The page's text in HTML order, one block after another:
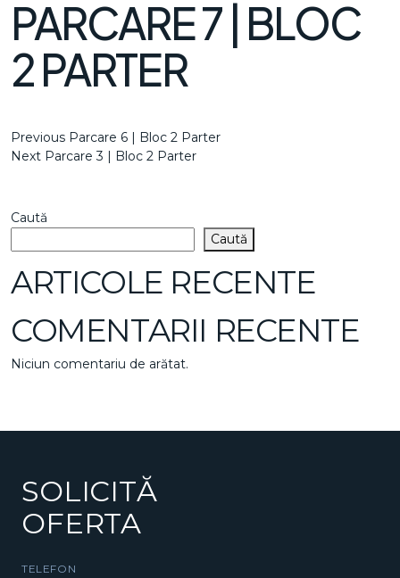
PARCARE 7 | BLOC
2 PARTER
NAVIGARE
ARTICOLE
Previous
Post
Previous Parcare 6 | Bloc 2 Parter
Next
Next Parcare 3 | Bloc 2 Parter
Caută
Caută
ARTICOLE RECENTE
COMENTARII RECENTE
Niciun comentariu de arătat.
SOLICITĂ
OFERTA
TELEFON